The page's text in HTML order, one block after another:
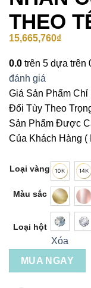
THEO
15,665,760₫
0.0 trên 5 dựa trên
đánh giá
Giá Sản Phẩm
Đổi Tùy Theo
Sản Phẩm Được
Của Khách Hàng (
Loại vàng
Màu sắc
Loại hột
Xóa
MUA NGAY